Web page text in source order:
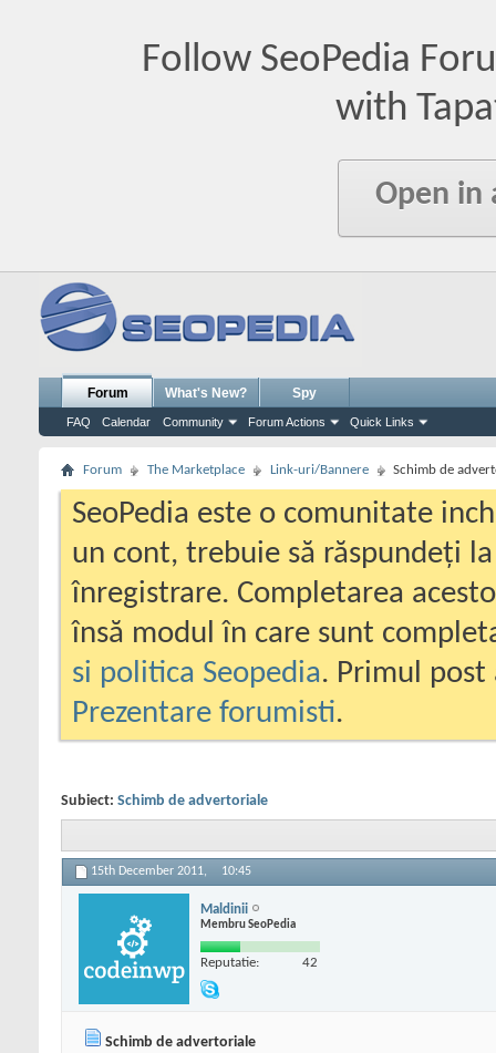
Follow SeoPedia
with
Open in
Forum
FAQ Calendar Community Forum Actions Quick Links
What's New? Spy
Forum The Marketplace Link-uri/Bannere Schimb de
SeoPedia este o comunitate
un cont, trebuie să răspundeți
înregistrare. Completarea
însă modul în care sunt
si politica Seopedia. Primul
Prezentare forumisti.
Subiect: Schimb de advertoriale
15th December 2011, 10:45
Maldinii
Membru SeoPedia
Reputatie: 42
Schimb de advertoriale